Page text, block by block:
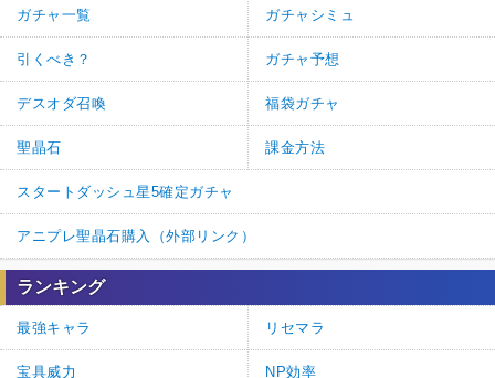
ガチャ一覧 ガチャシミュ
引くべき？ ガチャ予想
デスオダ召喚 福袋ガチャ
聖晶石 課金方法
スタートダッシュ星5確定ガチャ
アニプレ聖晶石購入（外部リンク）
ランキング
最強キャラ リセマラ
宝具威力 NP効率